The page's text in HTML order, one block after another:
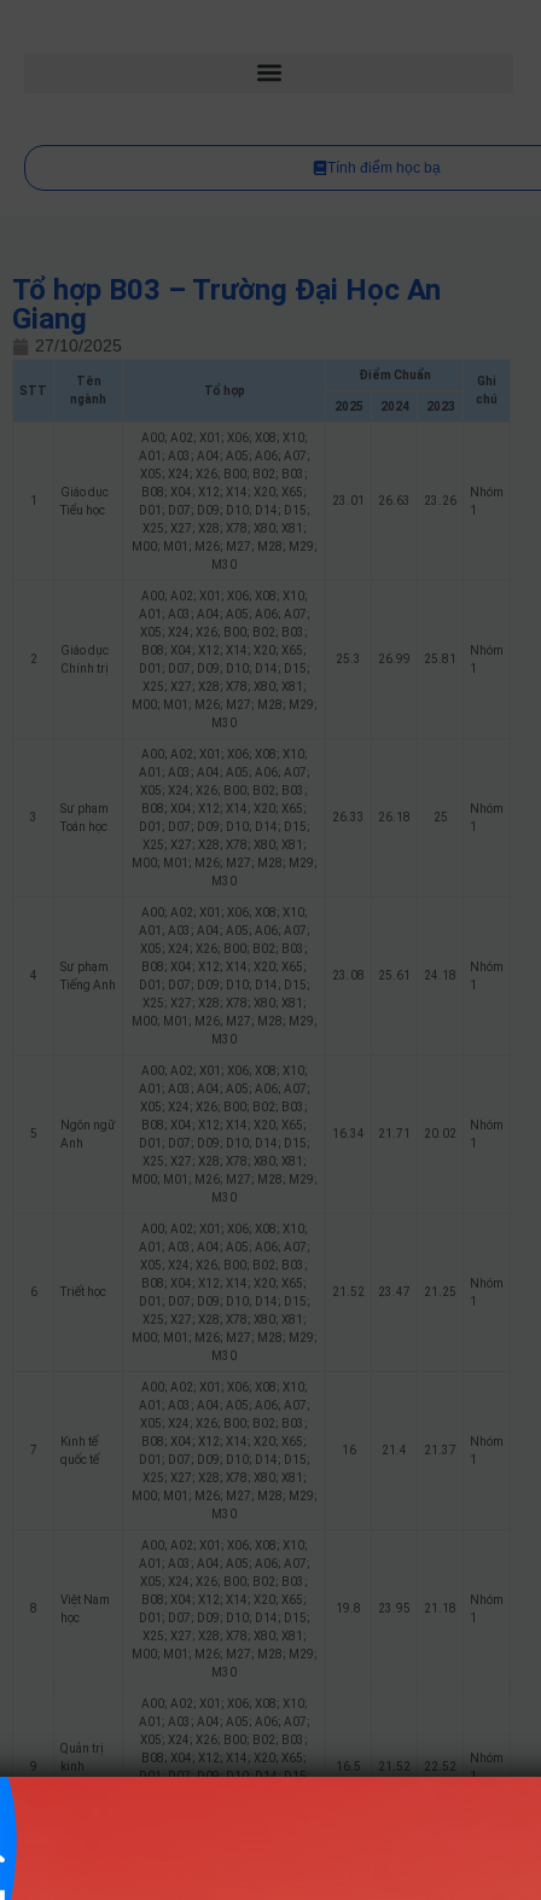
Tính điểm học bạ
Tổ hợp B03 – Trường Đại Học An
Giang
27/10/2025
STT
Tên
ngành
Tổ hợp
Điểm Chuẩn
Ghi
chú
2025 2024 2023
1
Giáo dục
Tiểu học
A00; A02; X01; X06; X08; X10;
A01; A03; A04; A05; A06; A07;
X05; X24; X26; B00; B02; B03;
B08; X04; X12; X14; X20; X65;
D01; D07; D09; D10; D14; D15;
X25; X27; X28; X78; X80; X81;
M00; M01; M26; M27; M28; M29;
M30
23.01 26.63 23.26
Nhóm
1
2
Giáo dục
Chính trị
A00; A02; X01; X06; X08; X10;
A01; A03; A04; A05; A06; A07;
X05; X24; X26; B00; B02; B03;
B08; X04; X12; X14; X20; X65;
D01; D07; D09; D10; D14; D15;
X25; X27; X28; X78; X80; X81;
M00; M01; M26; M27; M28; M29;
M30
25.3 26.99 25.81
Nhóm
1
3
Sư phạm
Toán học
A00; A02; X01; X06; X08; X10;
A01; A03; A04; A05; A06; A07;
X05; X24; X26; B00; B02; B03;
B08; X04; X12; X14; X20; X65;
D01; D07; D09; D10; D14; D15;
X25; X27; X28; X78; X80; X81;
M00; M01; M26; M27; M28; M29;
M30
26.33 26.18 25
Nhóm
1
4
Sư phạm
Tiếng Anh
A00; A02; X01; X06; X08; X10;
A01; A03; A04; A05; A06; A07;
X05; X24; X26; B00; B02; B03;
B08; X04; X12; X14; X20; X65;
D01; D07; D09; D10; D14; D15;
X25; X27; X28; X78; X80; X81;
M00; M01; M26; M27; M28; M29;
M30
23.08 25.61 24.18
Nhóm
1
5
Ngôn ngữ
Anh
A00; A02; X01; X06; X08; X10;
A01; A03; A04; A05; A06; A07;
X05; X24; X26; B00; B02; B03;
B08; X04; X12; X14; X20; X65;
D01; D07; D09; D10; D14; D15;
X25; X27; X28; X78; X80; X81;
M00; M01; M26; M27; M28; M29;
M30
16.34 21.71 20.02
Nhóm
1
6 Triết học
A00; A02; X01; X06; X08; X10;
A01; A03; A04; A05; A06; A07;
X05; X24; X26; B00; B02; B03;
B08; X04; X12; X14; X20; X65;
D01; D07; D09; D10; D14; D15;
X25; X27; X28; X78; X80; X81;
M00; M01; M26; M27; M28; M29;
M30
21.52 23.47 21.25
Nhóm
1
7
Kinh tế
quốc tế
A00; A02; X01; X06; X08; X10;
A01; A03; A04; A05; A06; A07;
X05; X24; X26; B00; B02; B03;
B08; X04; X12; X14; X20; X65;
D01; D07; D09; D10; D14; D15;
X25; X27; X28; X78; X80; X81;
M00; M01; M26; M27; M28; M29;
M30
16 21.4 21.37
Nhóm
1
8
Việt Nam
học
A00; A02; X01; X06; X08; X10;
A01; A03; A04; A05; A06; A07;
X05; X24; X26; B00; B02; B03;
B08; X04; X12; X14; X20; X65;
D01; D07; D09; D10; D14; D15;
X25; X27; X28; X78; X80; X81;
M00; M01; M26; M27; M28; M29;
M30
19.8 23.95 21.18
Nhóm
1
9
Quản trị
kinh
A00; A02; X01; X06; X08; X10;
A01; A03; A04; A05; A06; A07;
X05; X24; X26; B00; B02; B03;
B08; X04; X12; X14; X20; X65;
D01; D07; D09; D10; D14; D15;
16.5 21.52 22.52
Nhóm
1